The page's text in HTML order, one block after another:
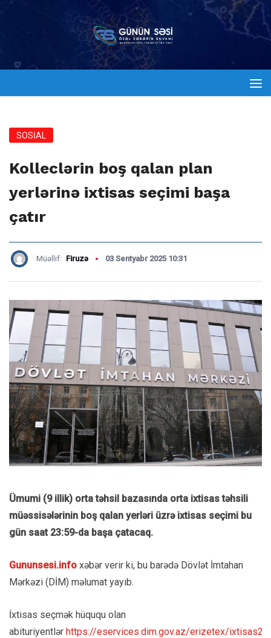
SOSİAL
Kolleclərin boş qalan plan
yerlərinə ixtisas seçimi başa
çatır
Müəllif: Firuzə 03 Sentyabr 2025 10:31
Ümumi (9 illik) orta təhsil bazasında orta ixtisas təhsili
müəssisələrinin boş qalan yerləri üzrə ixtisas seçimi bu
gün saat 23:59-da başa çatacaq.
Gununsesi.info xəbər verir ki, bu barədə Dövlət İmtahan
Mərkəzi (DİM) məlumat yayıb.
İxtisas seçmək hüququ olan
abituriyentlər https://eservices.dim.gov.az/erizetex/ixtisas2/